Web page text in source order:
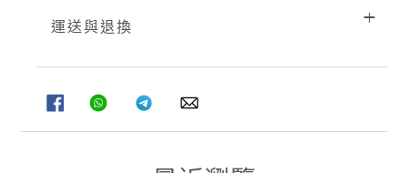
運送與退換
FACEBOOK
分
享
WHATSAPPTELEGRAM
分
享
WHATSAPP